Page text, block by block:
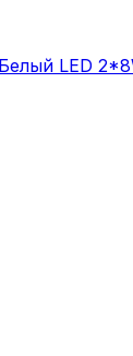
LED